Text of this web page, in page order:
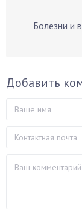
Болезни и
Добавить